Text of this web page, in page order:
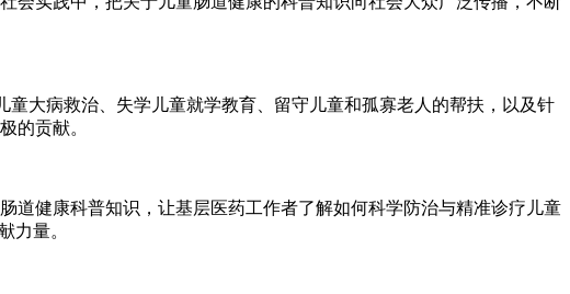
大病救治、失学儿童就学教育、留守儿童和孤寡老人的帮扶，以及针
的贡献。
道健康科普知识，让基层医药工作者了解如何科学防治与精准诊疗儿童
力量。